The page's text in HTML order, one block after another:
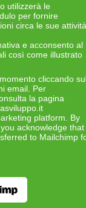
utilizzerà le
per fornire
circa le sue
e acconsento al
così come illustrato
cliccando
email. Per
la pagina
platform. By
acknowledge that
to Mailchimp